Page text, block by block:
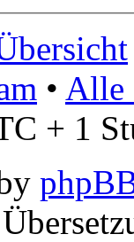
• Alle
+ 1